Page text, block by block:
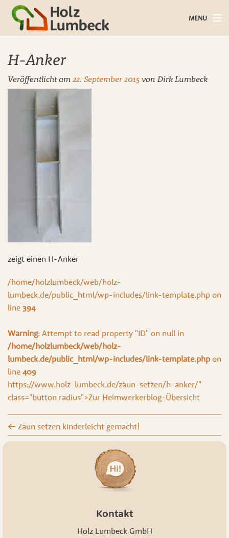
MENU
Holz im Garten
Bauholz
Service
Über uns
Kontakt
H-Anker
Veröffentlicht am 22. September 2015 von Dirk Lumbeck
zeigt einen H-Anker
/home/holzlumbeck/web/holz-
lumbeck.de/public_html/wp-includes/link-template.php on
line 394
Warning: Attempt to read property "ID" on null in
/home/holzlumbeck/web/holz-
lumbeck.de/public_html/wp-includes/link-template.php on
line 409
https://www.holz-lumbeck.de/zaun-setzen/h-anker/"
class="button radius">Zur Heimwerkerblog-Übersicht
← Zaun setzen kinderleicht gemacht!
Kontakt
Holz Lumbeck GmbH